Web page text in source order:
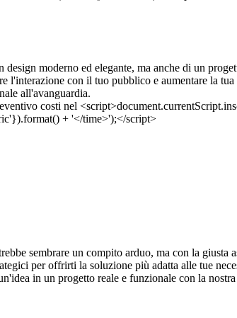
design moderno ed elegante, ma anche di un
l'interazione con il tuo pubblico e aumentare la
all'avanguardia.
sembrare un compito arduo, ma con la giusta
per offrirti la soluzione più adatta alle tue
in un progetto reale e funzionale con la nostra